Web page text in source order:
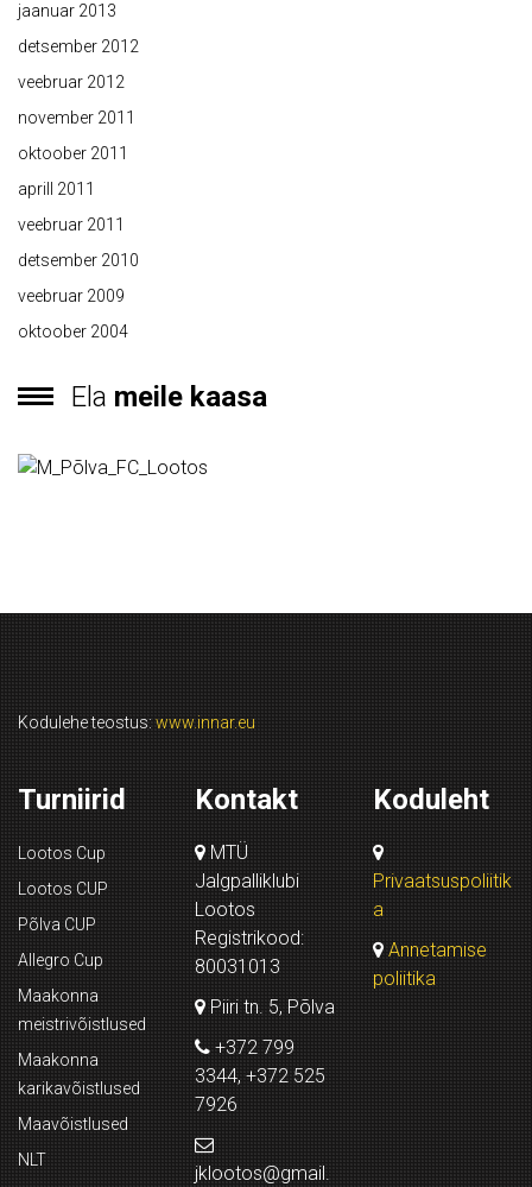
jaanuar 2013
detsember 2012
veebruar 2012
november 2011
oktoober 2011
aprill 2011
veebruar 2011
detsember 2010
veebruar 2009
oktoober 2004
Ela meile kaasa
Kodulehe teostus: www.innar.eu
Turniirid
Lootos Cup
Lootos CUP
Põlva CUP
Allegro Cup
Maakonna
meistrivõistlused
Maakonna
karikavõistlused
Maavõistlused
NLT
Kontakt
MTÜ
Jalgpalliklubi
Lootos
Registrikood:
80031013
Piiri tn. 5, Põlva
+372 799
3344, +372 525
7926
jklootos@gmail.
Koduleht
Privaatsuspoliitik
a
Annetamise
poliitika